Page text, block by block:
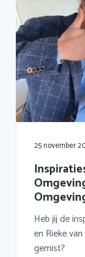
25 november
Heb jij de
en Rieke
gemist?